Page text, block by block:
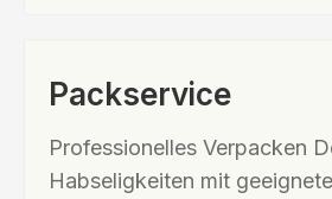
Packservice
Professionelles Verpacken
Habseligkeiten mit